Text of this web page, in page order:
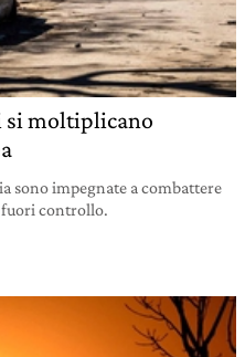
si moltiplicano
sono impegnate a combattere
fuori controllo.